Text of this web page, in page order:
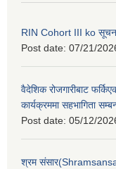
RIN Cohort III ko सूचना
Post date: 07/21/
वैदेशिक रोजगारीबाट
कार्यक्रममा सहभागिता
Post date: 05/12/
श्रम